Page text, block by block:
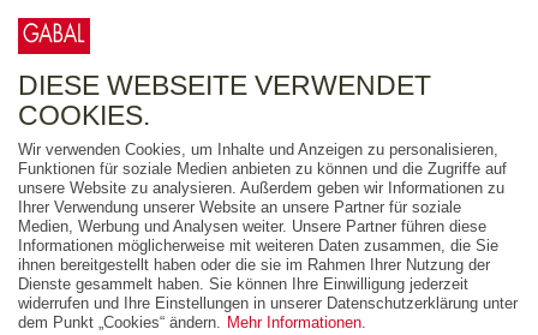
FREITEXT
AUSGABEART
AUS DER REIHE
ZUM THEMA
DIESE WEBSEITE VERWENDET
COOKIES.
Wir verwenden Cookies, um Inhalte und Anzeigen zu personalisieren,
Funktionen für soziale Medien anbieten zu können und die Zugriffe auf
unsere Website zu analysieren. Außerdem geben wir Informationen zu
Ihrer Verwendung unserer Website an unsere Partner für soziale
Medien, Werbung und Analysen weiter. Unsere Partner führen diese
Informationen möglicherweise mit weiteren Daten zusammen, die Sie
ihnen bereitgestellt haben oder die sie im Rahmen Ihrer Nutzung der
Dienste gesammelt haben. Sie können Ihre Einwilligung jederzeit
widerrufen und Ihre Einstellungen in unserer Datenschutzerklärung unter
dem Punkt „Cookies“ ändern. Mehr Informationen.